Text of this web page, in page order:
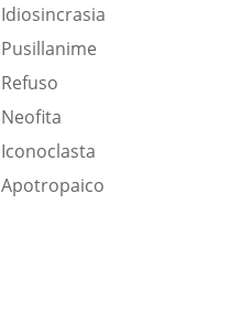
Idiosincrasia
Pusillanime
Refuso
Neofita
Iconoclasta
Apotropaico